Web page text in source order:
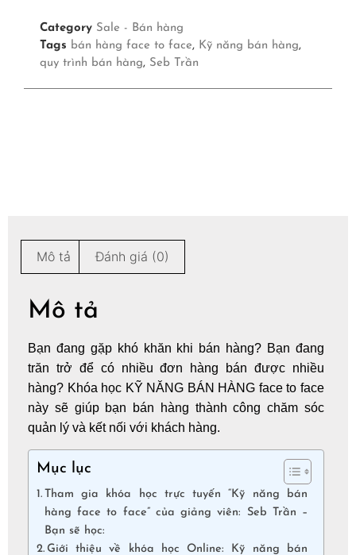
Category Sale - Bán hàng
Tags bán hàng face to face, Kỹ năng bán hàng,
quy trình bán hàng, Seb Trần
Mô tả Đánh giá (0)
Mô tả
Bạn đang gặp khó khăn khi bán hàng? Bạn đang
trăn trở để có nhiều đơn hàng bán được nhiều
hàng? Khóa học KỸ NĂNG BÁN HÀNG face to face
này sẽ giúp bạn bán hàng thành công chăm sóc
quản lý và kết nối với khách hàng.
Mục lục
Tham gia khóa học trực tuyến “Kỹ năng bán
hàng face to face” của giảng viên: Seb Trần –
Bạn sẽ học:
Giới thiệu về khóa học Online: Kỹ năng bán